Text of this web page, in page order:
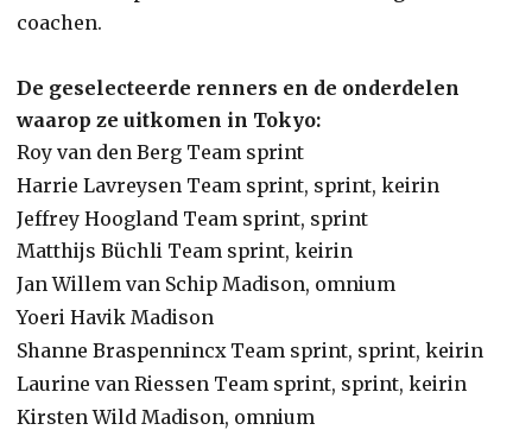
coachen.
De geselecteerde renners en de onderdelen
waarop ze uitkomen in Tokyo:
Roy van den Berg Team sprint
Harrie Lavreysen Team sprint, sprint, keirin
Jeffrey Hoogland Team sprint, sprint
Matthijs Büchli Team sprint, keirin
Jan Willem van Schip Madison, omnium
Yoeri Havik Madison
Shanne Braspennincx Team sprint, sprint, keirin
Laurine van Riessen Team sprint, sprint, keirin
Kirsten Wild Madison, omnium